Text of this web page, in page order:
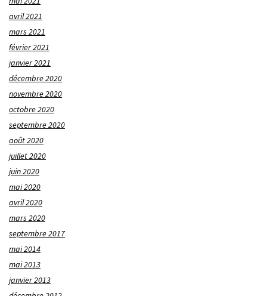
avril 2021
mars 2021
février 2021
janvier 2021
décembre 2020
novembre 2020
octobre 2020
septembre 2020
août 2020
juillet 2020
juin 2020
mai 2020
avril 2020
mars 2020
septembre 2017
mai 2014
mai 2013
janvier 2013